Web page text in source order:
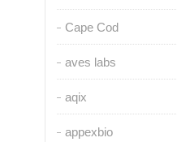
Cape Cod
aves labs
aqix
appexbio